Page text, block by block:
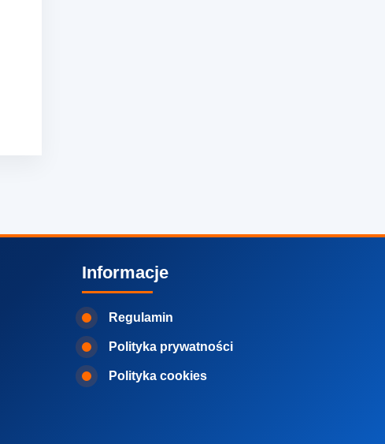
Informacje
Regulamin
Polityka prywatności
Polityka cookies